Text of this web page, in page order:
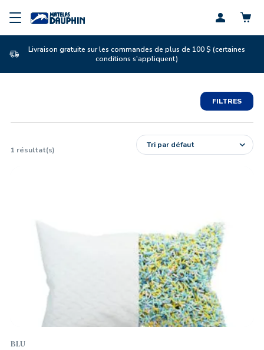
Profil
Livraison gratuite sur les commandes de plus de 100 $ (certaines
conditions s'appliquent)
FILTRES
1 résultat(s)
BLU